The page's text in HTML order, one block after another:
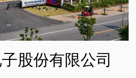
股份有限公司